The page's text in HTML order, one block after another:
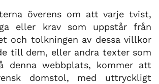
överens om att varje tvist,
eller krav som uppstår från
och tolkningen av dessa villkor
till dem, eller andra texter som
denna webbplats, kommer att
domstol, med uttryckligt